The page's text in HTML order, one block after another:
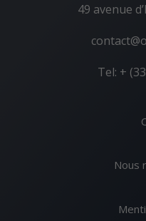
49 avenue
Tel: +
Nous